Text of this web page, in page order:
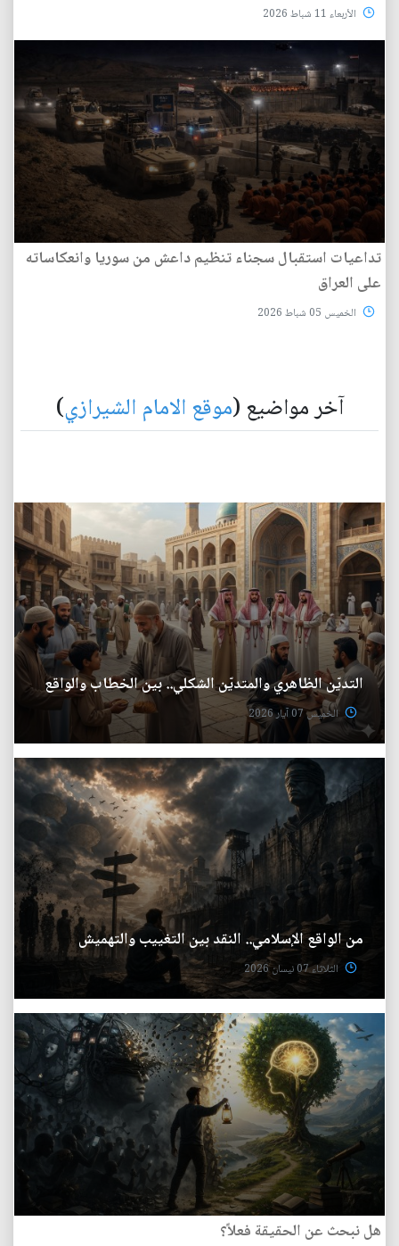
الأربعاء 11 شباط 2026
تداعيات استقبال سجناء تنظيم داعش من سوريا وانعكاساته
على العراق
الخميس 05 شباط 2026
آخر مواضيع (موقع الامام الشيرازي)
التديّن الظاهري والمتديّن الشكلي.. بين الخطاب والواقع
الخميس 07 آيار 2026
من الواقع الإسلامي.. النقد بين التغييب والتهميش
الثلاثاء 07 نيسان 2026
هل نبحث عن الحقيقة فعلاً؟